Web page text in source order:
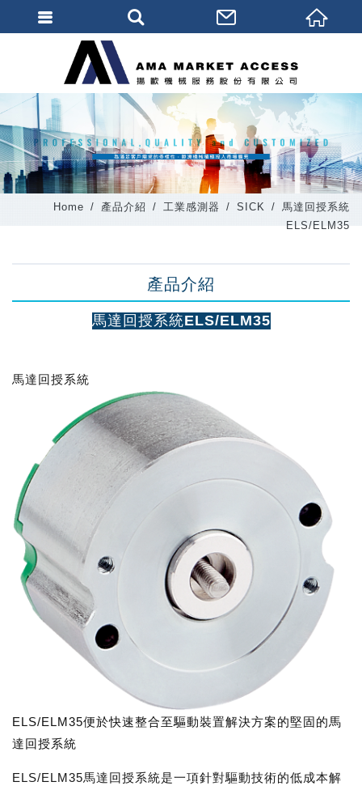
Home 產品介紹 工業感測器 SICK
馬達回授系統
ELS/ELM35
產品介紹
馬達回授系統ELS/ELM35
馬達回授系統
ELS/ELM35便於快速整合至驅動裝置解決方案的堅固的馬
達回授系統
ELS/ELM35馬達回授系統是一項針對驅動技術的低成本解
會員登入(燈箱)
加入會員
忘記密碼
密碼修改
訂單查詢
會員登出
填寫匯款通知